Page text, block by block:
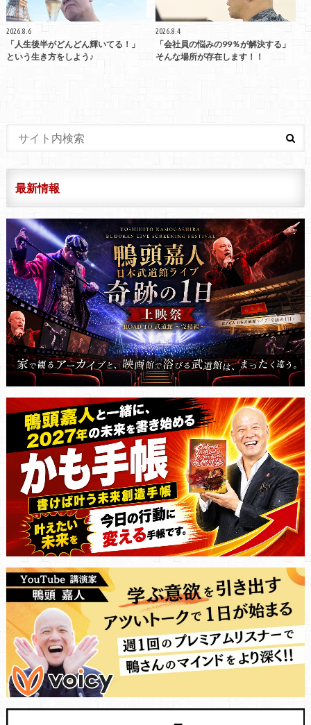
2026.8.6
「人生後半がどんどん輝いてる！」
という生き方をしよう♪
2026.8.4
「会社員の悩みの99％が解決する」
そんな場所が存在します！！
最新情報